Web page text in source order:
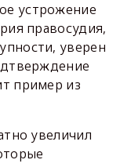
устрожение
правосудия,
уверен
пример из
увеличил